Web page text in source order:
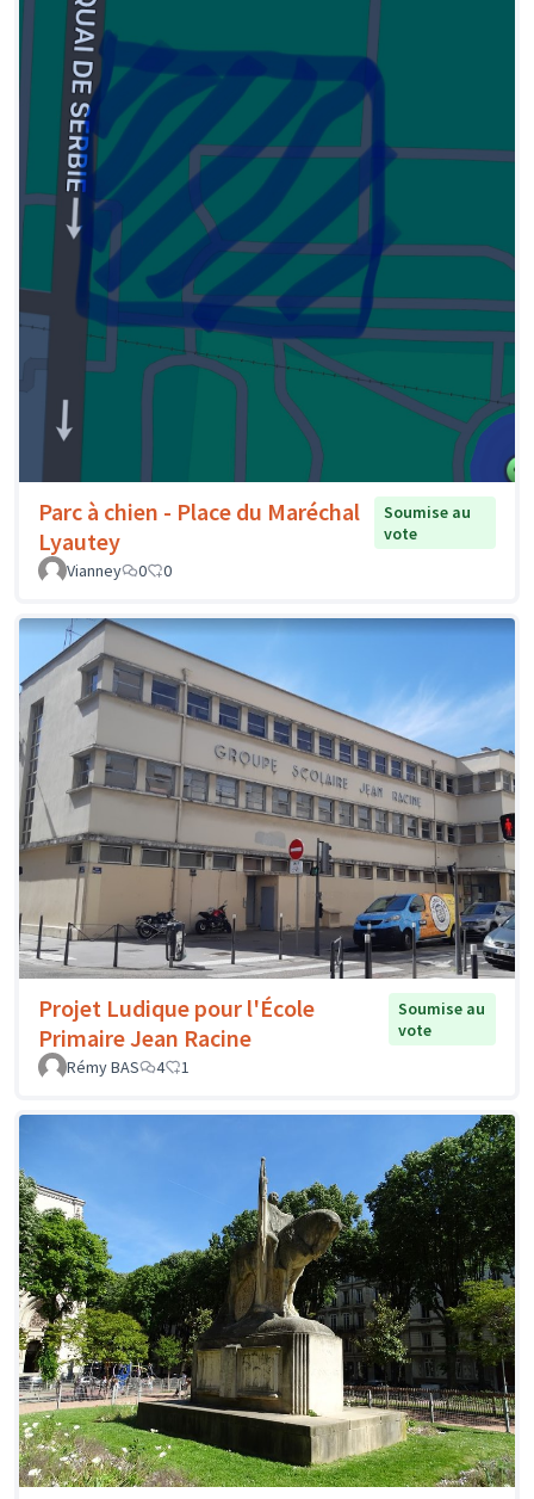
Parc à chien - Place du Maréchal
Lyautey
Soumise au
vote
Vianney
0 0
Projet Ludique pour l'École
Primaire Jean Racine
Soumise au
vote
Rémy BAS
4 1